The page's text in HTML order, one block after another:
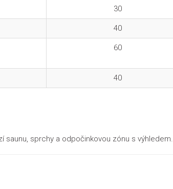
30
40
60
40
sprchy a odpočinkovou zónu s výhledem.